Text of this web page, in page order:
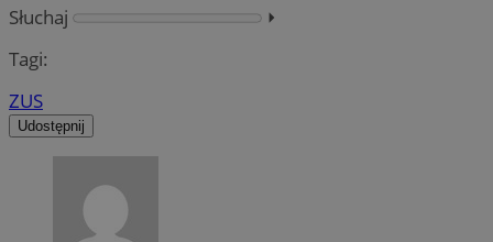
Słuchaj
⏵︎
Tagi:
ZUS
Udostępnij